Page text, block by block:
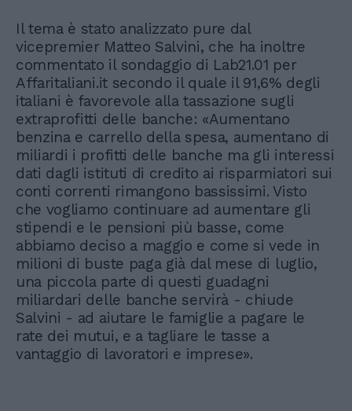
Il tema è stato analizzato pure dal
vicepremier Matteo Salvini, che ha inoltre
commentato il sondaggio di Lab21.01 per
Affaritaliani.it secondo il quale il 91,6% degli
italiani è favorevole alla tassazione sugli
extraprofitti delle banche: «Aumentano
benzina e carrello della spesa, aumentano di
miliardi i profitti delle banche ma gli interessi
dati dagli istituti di credito ai risparmiatori sui
conti correnti rimangono bassissimi. Visto
che vogliamo continuare ad aumentare gli
stipendi e le pensioni più basse, come
abbiamo deciso a maggio e come si vede in
milioni di buste paga già dal mese di luglio,
una piccola parte di questi guadagni
miliardari delle banche servirà - chiude
Salvini - ad aiutare le famiglie a pagare le
rate dei mutui, e a tagliare le tasse a
vantaggio di lavoratori e imprese».